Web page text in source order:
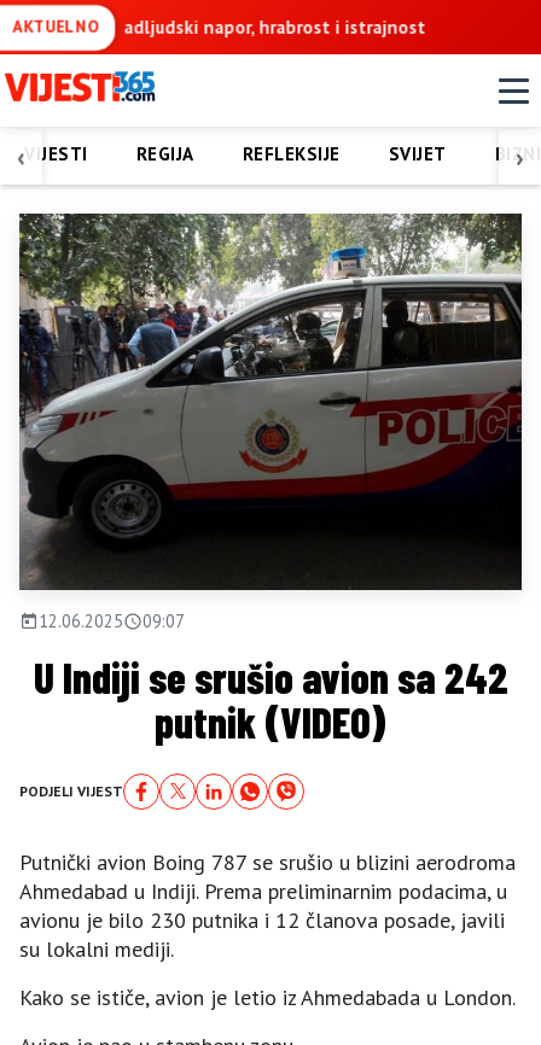
AKTUELNO
nadljudski napor, hrabrost i istrajnost
‹ ›
VIJESTI REGIJA REFLEKSIJE SVIJET
12.06.2025 09:07
U Indiji se srušio avion sa 242
putnik (VIDEO)
PODJELI VIJEST
Putnički avion Boing 787 se srušio u blizini aerodroma
Ahmedabad u Indiji. Prema preliminarnim podacima, u
avionu je bilo 230 putnika i 12 članova posade, javili
su lokalni mediji.
Kako se ističe, avion je letio iz Ahmedabada u London.